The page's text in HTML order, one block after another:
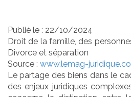
Publié le : 22/10/2024
Droit de la famille, des
Divorce et séparation
Source : www.lemag-
Le partage des biens dans le
des enjeux juridiques